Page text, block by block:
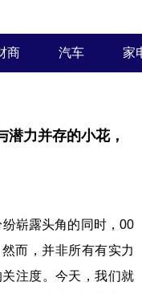
商 汽车 家
力并存的小花，
崭露头角的同时，00
而，并非所有有实力
注度。今天，我们就